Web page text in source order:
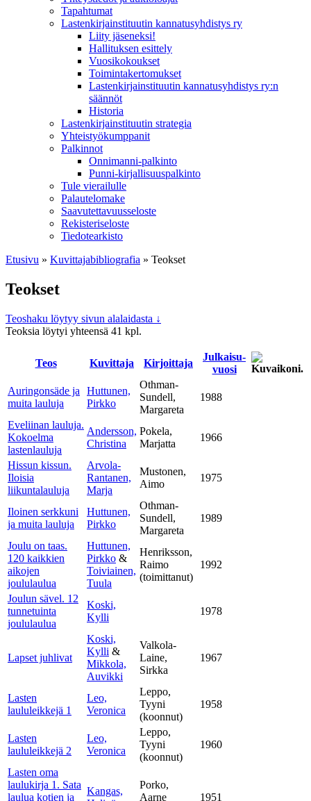
Tapahtumat
Lastenkirjainstituutin kannatusyhdistys ry
Liity jäseneksi!
Hallituksen esittely
Vuosikokoukset
Toimintakertomukset
Lastenkirjainstituutin kannatusyhdistys ry:n
säännöt
Historia
Lastenkirjainstituutin strategia
Yhteistyökumppanit
Palkinnot
Onnimanni-palkinto
Punni-kirjallisuuspalkinto
Tule vierailulle
Palautelomake
Saavutettavuusseloste
Rekisteriseloste
Tiedotearkisto
Etusivu » Kuvittaja­bibliografia » Teokset
Teokset
Teoshaku löytyy sivun alalaidasta ↓
Teoksia löytyi yhteensä 41 kpl.
Teos Kuvitta­ja Kirjoitta­ja
Julkaisu­
vuosi
Auringonsäde ja
muita lauluja
Huttunen,
Pirkko
Othman-
Sundell,
Margareta
1988
Eveliinan lauluja.
Kokoelma
lastenlauluja
Andersson,
Christina
Pokela,
Marjatta
1966
Hissun kissun.
Iloisia
liikuntalauluja
Arvola-
Rantanen,
Marja
Mustonen,
Aimo
1975
Iloinen serkkuni
ja muita lauluja
Huttunen,
Pirkko
Othman-
Sundell,
Margareta
1989
Joulu on taas.
120 kaikkien
aikojen
joululaulua
Huttunen,
Pirkko &
Toiviainen,
Tuula
Henriksson,
Raimo
(toimittanut)
1992
Joulun sävel. 12
tunnetuinta
joululaulua
Koski,
Kylli
1978
Lapset juhlivat
Koski,
Kylli &
Mikkola,
Auvikki
Valkola-
Laine,
Sirkka
1967
Lasten
laululeikkejä 1
Leo,
Veronica
Leppo,
Tyyni
(koonnut)
1958
Lasten
laululeikkejä 2
Leo,
Veronica
Leppo,
Tyyni
(koonnut)
1960
Lasten oma
laulukirja 1. Sata
laulua kotien ja
Kangas,
Porko,
Aarne
1951